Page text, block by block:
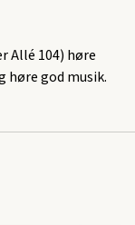
Allé 104) høre
høre god musik.